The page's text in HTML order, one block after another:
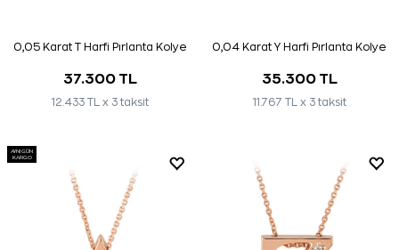
0,05 Karat T Harfi Pırlanta Kolye
37.300 TL
12.433 TL x 3 taksit
0,04 Karat Y Harfi Pırlanta Kolye
35.300 TL
11.767 TL x 3 taksit
AYNI GÜN
KARGO